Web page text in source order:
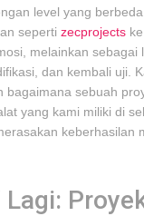
level yang
seperti zecprojects
melainkan sebagai
dan kembali uji.
bagaimana sebuah
yang kami miliki di
keberhasilan